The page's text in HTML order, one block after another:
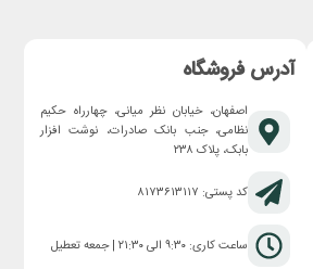
آدرس فروشگاه
اصفهان، خیابان نظر میانی، چهارراه حکیم
نظامی، جنب بانک صادرات، نوشت افزار
بابک، پلاک ۲۳۸
کد پستی: ۸۱۷۳۶۱۳۱۱۷
ساعت کاری: ۹:۳۰ الی ۲۱:۳۰ | جمعه تعطیل